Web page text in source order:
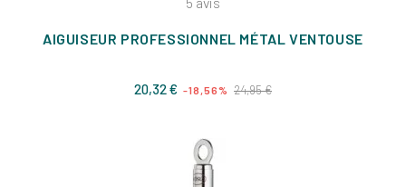
AIGUISEUR PROFESSIONNEL MÉTAL VENTOUSE
20,32 € Prix
-18,56% 24,95 €Prix